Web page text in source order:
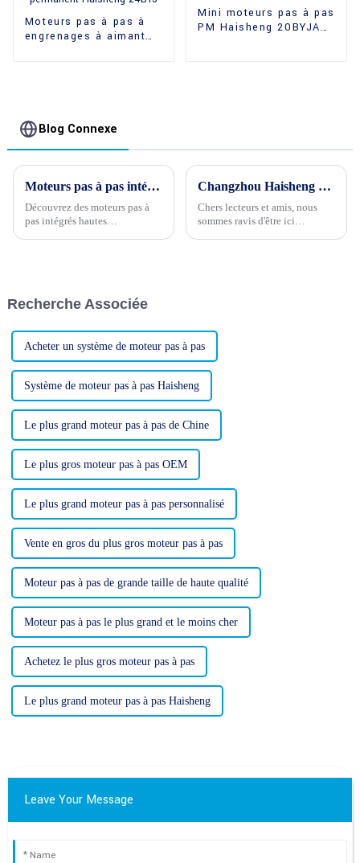
Moteurs pas à pas à
engrenages à aimant
Mini moteurs pas à pas
PM Haisheng 20BYJA
Blog Connexe
Moteurs pas à pas intégrés hautes performances : solutions de contrôle de mouvement de précision
Découvrez des moteurs pas à
pas intégrés hautes
haute précision Haisheng
Changzhou Haisheng Electric Co., Ltd. félicite chaleureusement la Chine à l'occasion de sa 74e fête nationale !
Chers lecteurs et amis, nous
sommes ravis d'être ici
Recherche Associée
Acheter un système de moteur pas à pas
Système de moteur pas à pas Haisheng
Le plus grand moteur pas à pas de Chine
Le plus gros moteur pas à pas OEM
Le plus grand moteur pas à pas personnalisé
Vente en gros du plus gros moteur pas à pas
Moteur pas à pas de grande taille de haute qualité
Moteur pas à pas le plus grand et le moins cher
Achetez le plus gros moteur pas à pas
Le plus grand moteur pas à pas Haisheng
Leave Your Message